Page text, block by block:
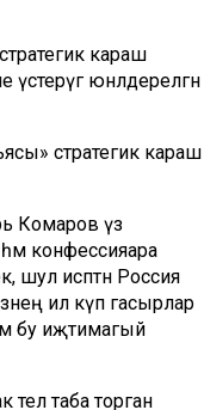
стратегик караш
юнәлдерелгән
стратегик караш
Комаров үз
конфессияара
шул исәптән Россия
ил күп гасырлар
бу иҗтимагый
тел таба торган